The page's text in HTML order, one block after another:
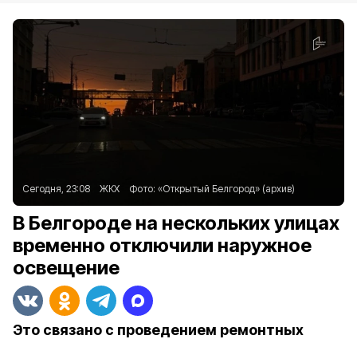
Сегодня, 23:08 ЖКХ Фото: «Открытый Белгород» (архив)
В Белгороде на нескольких улицах
временно отключили наружное
освещение
Это связано с проведением ремонтных